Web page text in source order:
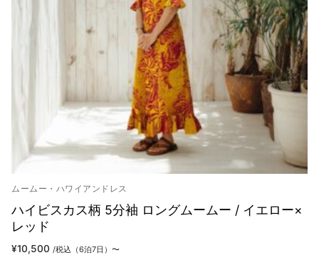
ムームー・ハワイアンドレス
ハイビスカス柄 5分袖 ロングムームー / イエロー×
レッド
¥10,500 /税込（6泊7日）〜